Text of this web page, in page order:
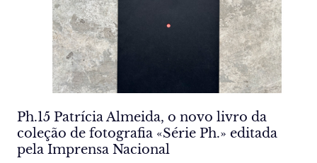
Ph.15 Patrícia Almeida, o novo livro da
coleção de fotografia «Série Ph.» editada
pela Imprensa Nacional